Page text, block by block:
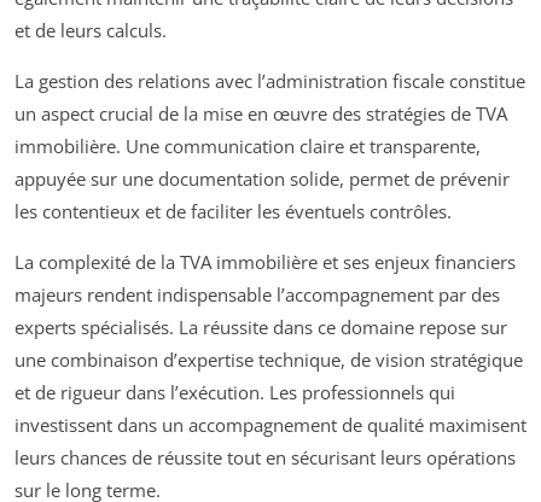
et de leurs calculs.
La gestion des relations avec l’administration fiscale constitue
un aspect crucial de la mise en œuvre des stratégies de TVA
immobilière. Une communication claire et transparente,
appuyée sur une documentation solide, permet de prévenir
les contentieux et de faciliter les éventuels contrôles.
La complexité de la TVA immobilière et ses enjeux financiers
majeurs rendent indispensable l’accompagnement par des
experts spécialisés. La réussite dans ce domaine repose sur
une combinaison d’expertise technique, de vision stratégique
et de rigueur dans l’exécution. Les professionnels qui
investissent dans un accompagnement de qualité maximisent
leurs chances de réussite tout en sécurisant leurs opérations
sur le long terme.